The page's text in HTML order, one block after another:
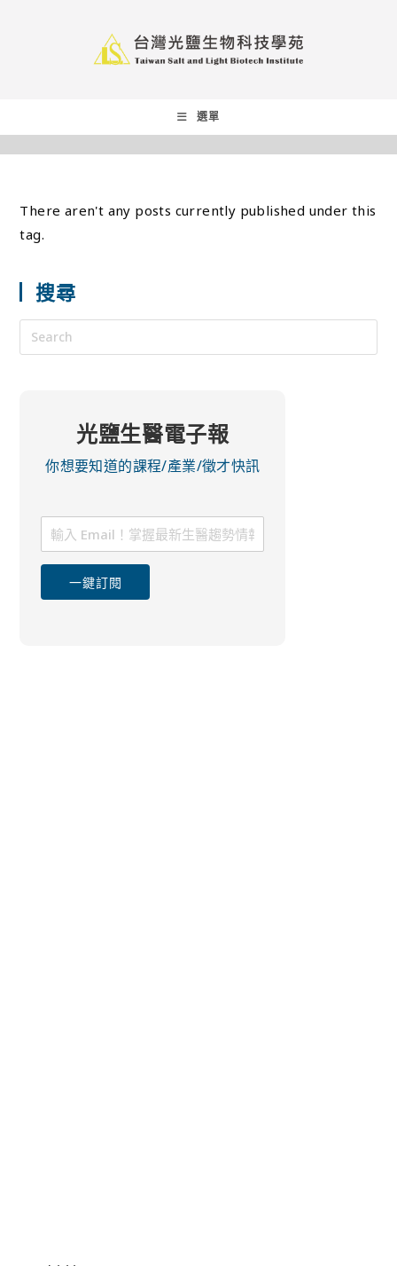
選單
There aren't any posts currently published under this
tag.
搜尋
光鹽生醫電子報
你想要知道的課程/產業/徵才快訊
一鍵訂閱